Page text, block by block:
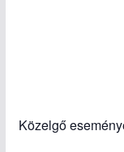
Közelgő